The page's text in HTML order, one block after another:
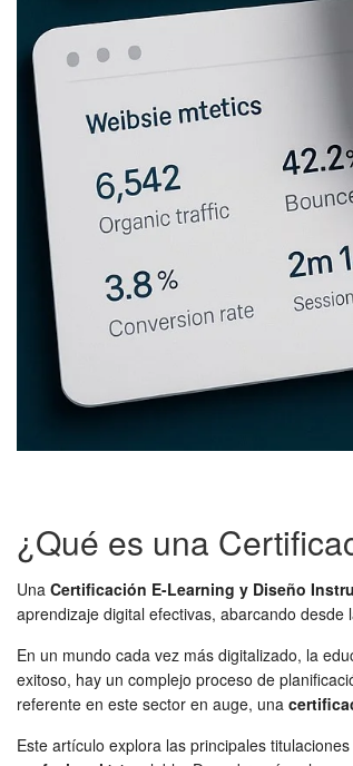
¿Qué es una
Una Certificación E-Learning y Diseño
aprendizaje digital efectivas, abarcando
En un mundo cada vez más digitalizado, la
exitoso, hay un complejo proceso de
referente en este sector en auge, una
Este artículo explora las principales